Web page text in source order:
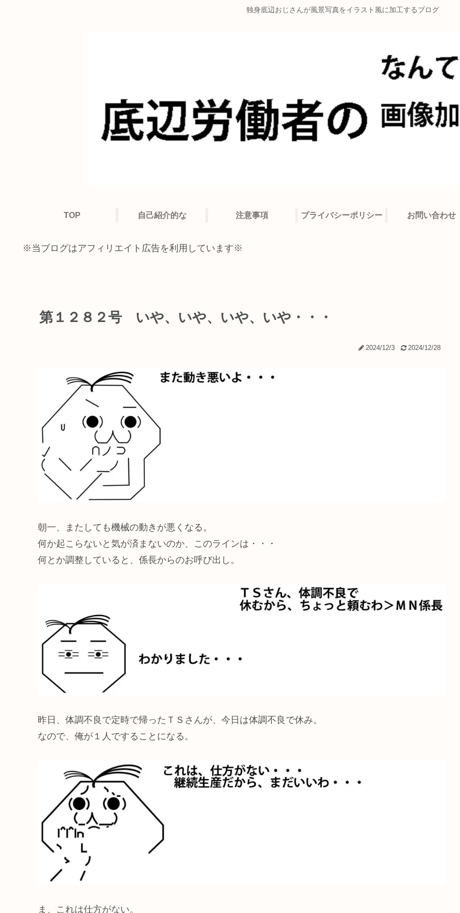
独身底辺おじさんが風景写真をイラスト風に加工するブログ
TOP 自己紹介的な 注意事項 プライバシーポリシー お問い合わせ
※当ブログはアフィリエイト広告を利用しています※
第１２８２号 いや、いや、いや、いや・・・
2024/12/3 2024/12/28
朝一、またしても機械の動きが悪くなる。
何か起こらないと気が済まないのか、このラインは・・・
何とか調整していると、係長からのお呼び出し。
昨日、体調不良で定時で帰ったＴＳさんが、今日は体調不良で休み。
なので、俺が１人ですることになる。
ま、これは仕方がない。